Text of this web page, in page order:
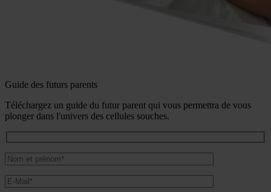
Guide des futurs parents
Téléchargez un guide du futur parent qui vous permettra de vous
plonger dans l'univers des cellules souches.